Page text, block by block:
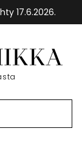
17.6.2026.